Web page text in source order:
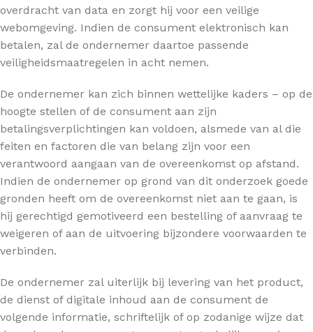
overdracht van data en zorgt hij voor een veilige
webomgeving. Indien de consument elektronisch kan
betalen, zal de ondernemer daartoe passende
veiligheidsmaatregelen in acht nemen.
De ondernemer kan zich binnen wettelijke kaders – op de
hoogte stellen of de consument aan zijn
betalingsverplichtingen kan voldoen, alsmede van al die
feiten en factoren die van belang zijn voor een
verantwoord aangaan van de overeenkomst op afstand.
Indien de ondernemer op grond van dit onderzoek goede
gronden heeft om de overeenkomst niet aan te gaan, is
hij gerechtigd gemotiveerd een bestelling of aanvraag te
weigeren of aan de uitvoering bijzondere voorwaarden te
verbinden.
De ondernemer zal uiterlijk bij levering van het product,
de dienst of digitale inhoud aan de consument de
volgende informatie, schriftelijk of op zodanige wijze dat